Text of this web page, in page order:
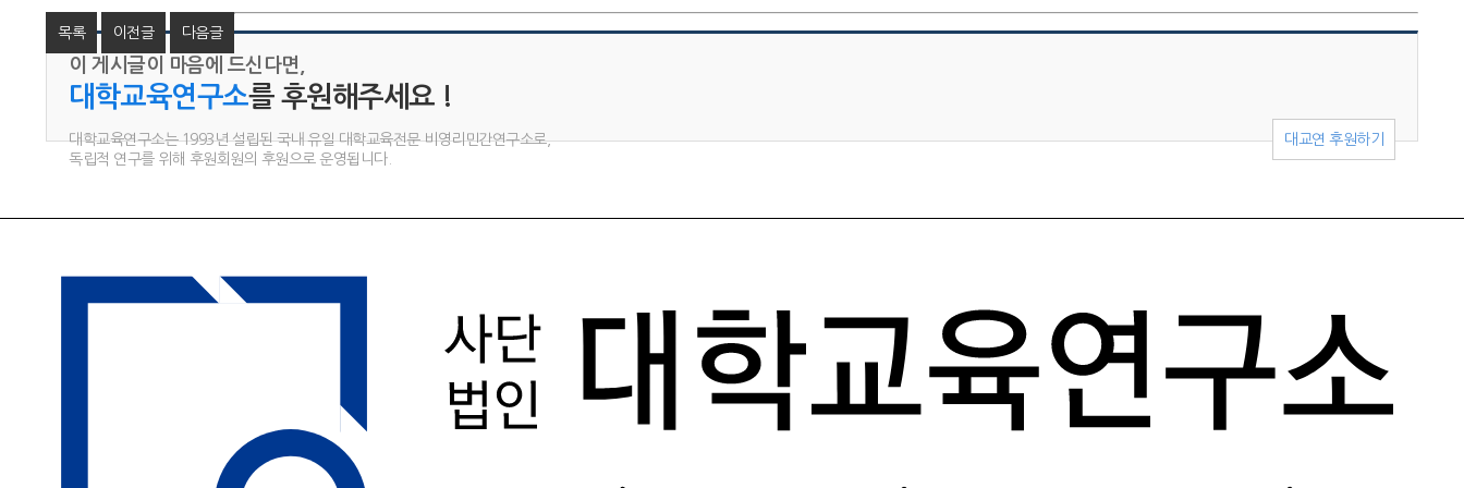
목록 이전글 다음글
이 게시글이 마음에 드신다면,
대학교육연구소를 후원해주세요 !
대학교육연구소는 1993년 설립된 국내 유일 대학교육전문 비영리민간연구소로,
독립적 연구를 위해 후원회원의 후원으로 운영됩니다.
대교연 후원하기